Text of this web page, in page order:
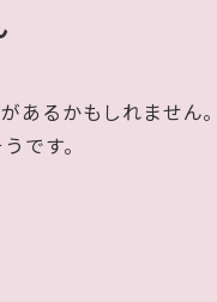
あるかもしれません。
です。